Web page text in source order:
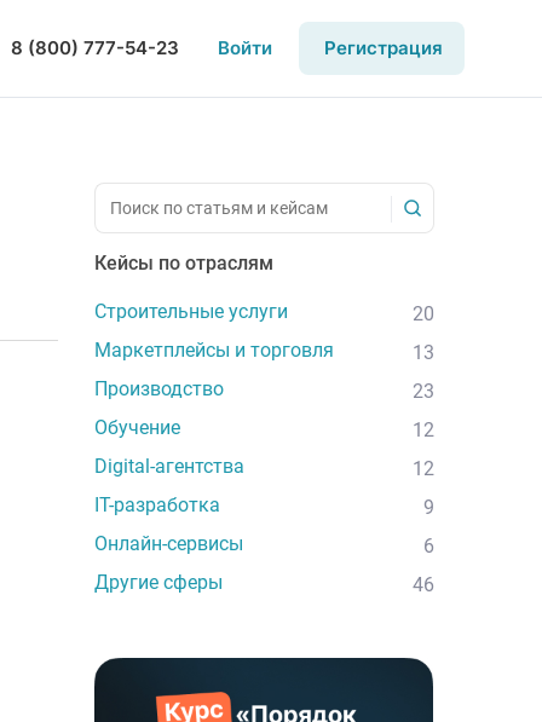
8 (800) 777-54-23 Войти Регистрация
Кейсы по отраслям
Строительные услуги
20
Маркетплейсы и торговля
13
Производство
23
Обучение
12
Digital-агентства
12
IT-разработка
9
Онлайн-сервисы
6
Другие сферы
46